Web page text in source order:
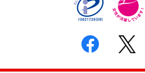
反社会的勢力に対する基本方針
書面による個人情報の開示等の請求の手続きについて